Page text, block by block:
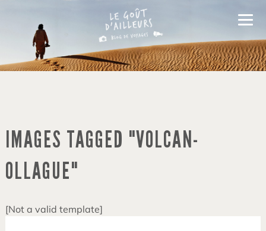
IMAGES TAGGED "VOLCAN-
OLLAGUE"
[Not a valid template]